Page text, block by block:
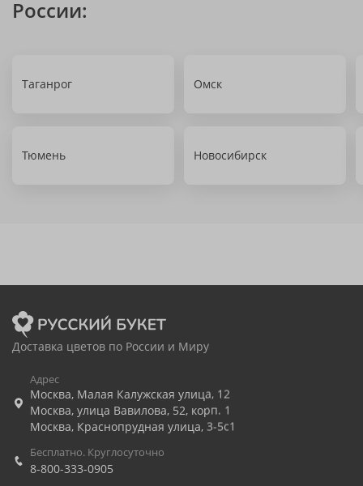
России:
Таганрог Омск
Тюмень Новосибирск
Доставка цветов по России и Миру
Адрес
Москва, Малая Калужская улица, 12
Москва, улица Вавилова, 52, корп. 1
Москва, Краснопрудная улица, 3-5с1
Бесплатно. Круглосуточно
8-800-333-0905